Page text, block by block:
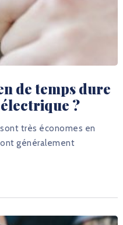
de temps dure
?
très économes en
généralement